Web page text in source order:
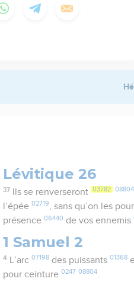
Lévitique 26
37 Ils se renverseront 03782 08804
l’épée02719, sans qu’on les
présence06440 de vos ennemis
1 Samuel 2
4 L’arc 07198des puissants 01368
pour ceinture0247 08804.